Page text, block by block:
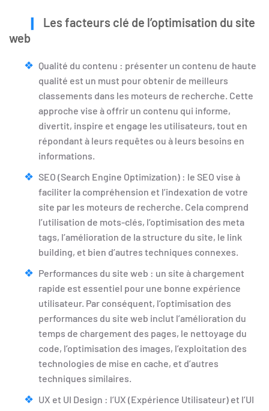
Les facteurs clé de l’optimisation du site
web
Qualité du contenu : présenter un contenu de haute
qualité est un must pour obtenir de meilleurs
classements dans les moteurs de recherche. Cette
approche vise à offrir un contenu qui informe,
divertit, inspire et engage les utilisateurs, tout en
répondant à leurs requêtes ou à leurs besoins en
informations.
SEO (Search Engine Optimization) : le SEO vise à
faciliter la compréhension et l’indexation de votre
site par les moteurs de recherche. Cela comprend
l’utilisation de mots-clés, l’optimisation des meta
tags, l’amélioration de la structure du site, le link
building, et bien d’autres techniques connexes.
Performances du site web : un site à chargement
rapide est essentiel pour une bonne expérience
utilisateur. Par conséquent, l’optimisation des
performances du site web inclut l’amélioration du
temps de chargement des pages, le nettoyage du
code, l’optimisation des images, l’exploitation des
technologies de mise en cache, et d’autres
techniques similaires.
UX et UI Design : l’UX (Expérience Utilisateur) et l’UI